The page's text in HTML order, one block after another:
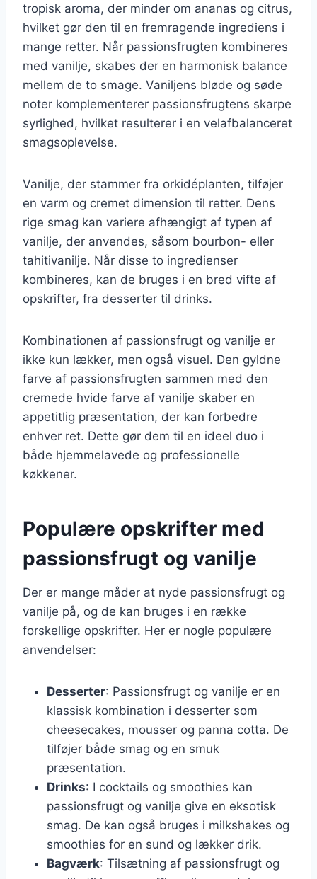
tropisk aroma, der minder om ananas og citrus,
hvilket gør den til en fremragende ingrediens i
mange retter. Når passionsfrugten kombineres
med vanilje, skabes der en harmonisk balance
mellem de to smage. Vaniljens bløde og søde
noter komplementerer passionsfrugtens skarpe
syrlighed, hvilket resulterer i en velafbalanceret
smagsoplevelse.
Vanilje, der stammer fra orkidéplanten, tilføjer
en varm og cremet dimension til retter. Dens
rige smag kan variere afhængigt af typen af
vanilje, der anvendes, såsom bourbon- eller
tahitivanilje. Når disse to ingredienser
kombineres, kan de bruges i en bred vifte af
opskrifter, fra desserter til drinks.
Kombinationen af passionsfrugt og vanilje er
ikke kun lækker, men også visuel. Den gyldne
farve af passionsfrugten sammen med den
cremede hvide farve af vanilje skaber en
appetitlig præsentation, der kan forbedre
enhver ret. Dette gør dem til en ideel duo i
både hjemmelavede og professionelle
køkkener.
Populære opskrifter med
passionsfrugt og vanilje
Der er mange måder at nyde passionsfrugt og
vanilje på, og de kan bruges i en række
forskellige opskrifter. Her er nogle populære
anvendelser:
Desserter: Passionsfrugt og vanilje er en
klassisk kombination i desserter som
cheesecakes, mousser og panna cotta. De
tilføjer både smag og en smuk
præsentation.
Drinks: I cocktails og smoothies kan
passionsfrugt og vanilje give en eksotisk
smag. De kan også bruges i milkshakes og
smoothies for en sund og lækker drik.
Bagværk: Tilsætning af passionsfrugt og